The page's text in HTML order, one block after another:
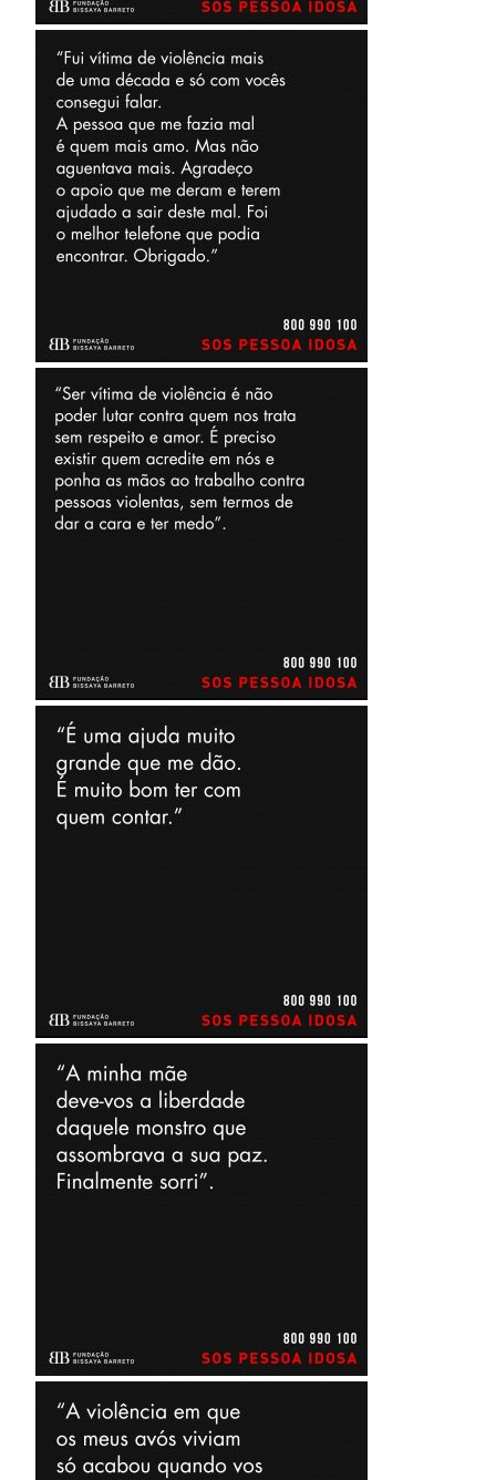
Reconhecimento e Estatutos
Estatuto de Utilidade Pública
Código de Ética e de
Conduta
Casas da Criança
Colégio Bissaya Barreto
Centro de Formação Bissaya
Barreto